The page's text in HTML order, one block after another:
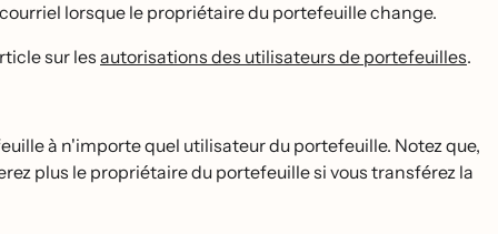
lorsque le propriétaire du portefeuille change.
sur les autorisations des utilisateurs de portefeuilles.
à n'importe quel utilisateur du portefeuille. Notez que,
plus le propriétaire du portefeuille si vous transférez la